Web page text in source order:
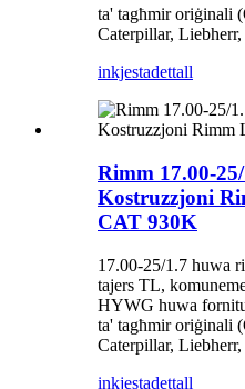
ta' tagħmir oriġinali
Caterpillar,
inkjestadettall
Rimm 17.00-
Kostruzzjoni
CAT 930K
17.00-25/1.7 huwa
tajers TL,
HYWG huwa
ta' tagħmir oriġinali
Caterpillar,
inkjestadettall